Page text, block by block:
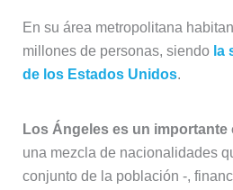
En su área metropolitana
millones de personas, siendola
de los Estados Unidos.
Los Ángeles es un importante
una mezcla de nacionalidades
conjunto de la población -,